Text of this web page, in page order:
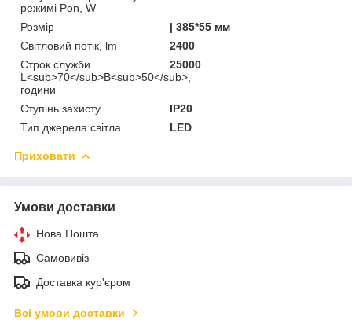
режимі Pon, W
Розмір
| 385*55 мм
Світловий потік, lm
2400
Строк служби
L<sub>70</sub>B<sub>50</sub>,
години
25000
Ступінь захисту
IP20
Тип джерела світла
LED
Приховати
Умови доставки
Нова Пошта
Самовивіз
Доставка кур'єром
Всі умови доставки